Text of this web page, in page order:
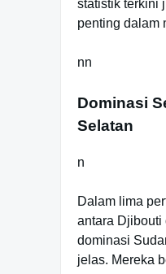
statistik terkini
penting dalam
nn
Dominasi
Selatan
n
Dalam lima
antara Djibouti
dominasi
jelas. Mereka